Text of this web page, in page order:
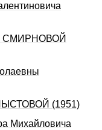
СМИРНОВОЙ
(1951)
Михайловича